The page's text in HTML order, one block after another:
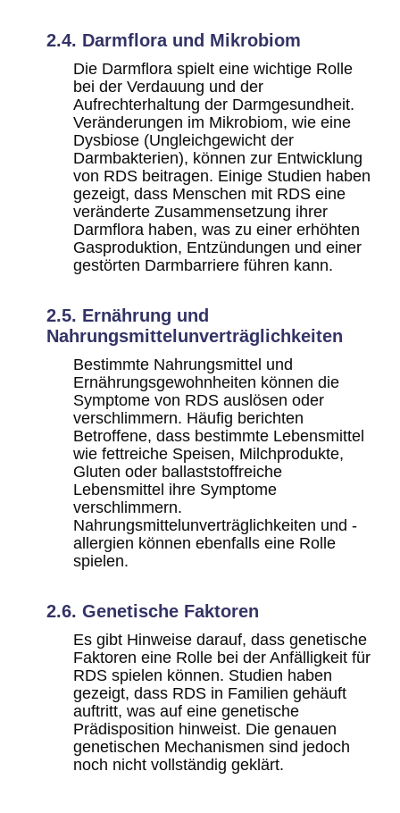
2.4. Darmflora und Mikrobiom
Die Darmflora spielt eine wichtige Rolle
bei der Verdauung und der
Aufrechterhaltung der Darmgesundheit.
Veränderungen im Mikrobiom, wie eine
Dysbiose (Ungleichgewicht der
Darmbakterien), können zur Entwicklung
von RDS beitragen. Einige Studien haben
gezeigt, dass Menschen mit RDS eine
veränderte Zusammensetzung ihrer
Darmflora haben, was zu einer erhöhten
Gasproduktion, Entzündungen und einer
gestörten Darmbarriere führen kann.
2.5. Ernährung und
Nahrungsmittelunverträglichkeiten
Bestimmte Nahrungsmittel und
Ernährungsgewohnheiten können die
Symptome von RDS auslösen oder
verschlimmern. Häufig berichten
Betroffene, dass bestimmte Lebensmittel
wie fettreiche Speisen, Milchprodukte,
Gluten oder ballaststoffreiche
Lebensmittel ihre Symptome
verschlimmern.
Nahrungsmittelunverträglichkeiten und -
allergien können ebenfalls eine Rolle
spielen.
2.6. Genetische Faktoren
Es gibt Hinweise darauf, dass genetische
Faktoren eine Rolle bei der Anfälligkeit für
RDS spielen können. Studien haben
gezeigt, dass RDS in Familien gehäuft
auftritt, was auf eine genetische
Prädisposition hinweist. Die genauen
genetischen Mechanismen sind jedoch
noch nicht vollständig geklärt.